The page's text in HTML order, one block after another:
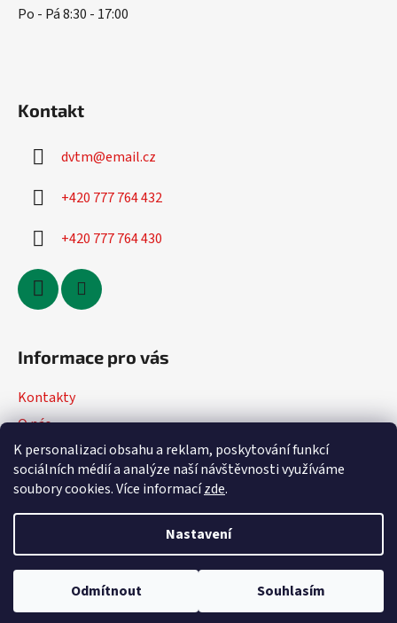
K personalizaci obsahu a reklam, poskytování funkcí
sociálních médií a analýze naší návštěvnosti využíváme
soubory cookies. Více informacízde.
Nastavení
Odmítnout Souhlasím
Po - Pá 8:30 - 17:00
Kontakt
dvtm@email.cz
+420 777 764 432
+420 777 764 430
Informace pro vás
Kontakty
O nás
Jak nakupovat
Obchodní podmínky
Vytvořil Shoptet
Copyright 2026DVmoto . Všechna práva vyhrazena.
nastavení cookies